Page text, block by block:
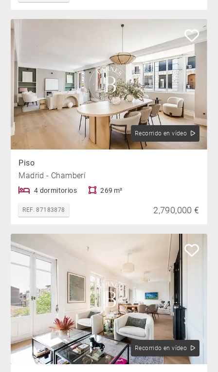
Recorrido en vídeo
Piso
Madrid - Chamberí
4 dormitorios 269 m²
REF. 87183878 2,790,000 €
Recorrido en vídeo